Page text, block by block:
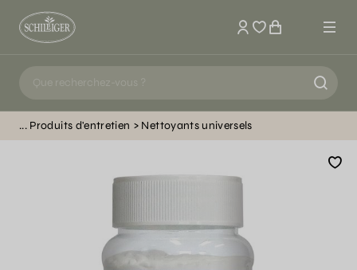
Mon compte
Produits d'entretien Nettoyants universels